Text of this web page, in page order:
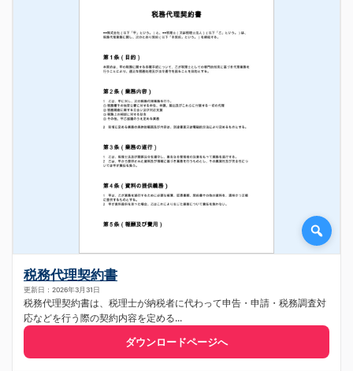
税務代理契約書
更新日：2026年3月31日
税務代理契約書は、税理士が納税者に代わって申告・申請・税務調査対
応などを行う際の契約内容を定める...
ダウンロードページへ